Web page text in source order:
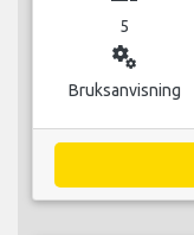
5
miscellaneous_services
Bruksanvisning